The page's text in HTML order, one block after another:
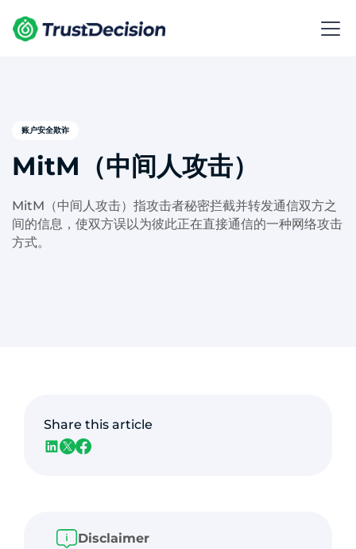
账户安全欺诈
MitM（中间人攻击）
MitM（中间人攻击）指攻击者秘密拦截并转发通信双方之
间的信息，使双方误以为彼此正在直接通信的一种网络攻击
方式。
Disclaimer
Share this article